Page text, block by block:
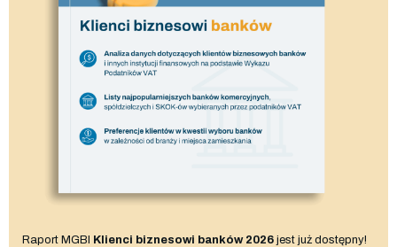
Raport MGBI Klienci biznesowi banków 2026 jest już dostępny!